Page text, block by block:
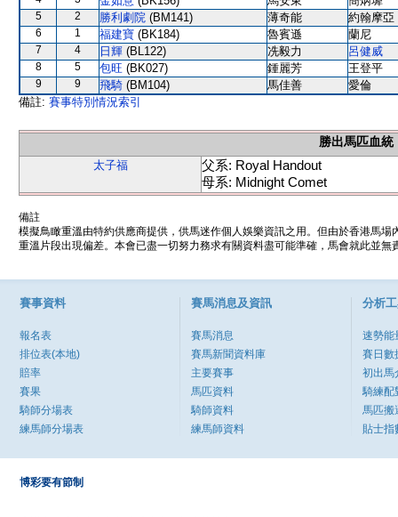
5 2 勝利劇院 (BM141) 薄奇能 約翰摩亞
6 1 福建寶 (BK184) 魯賓遜 蘭尼
7 4 日輝 (BL122) 冼毅力 呂健威
8 5 包旺 (BK027) 鍾麗芳 王登平
9 9 飛騎 (BM104) 馬佳善
愛倫
備註: 賽事特別情況索引
勝出馬匹血統
太子福
父系: Royal Handout
母系: Midnight Comet
備註
模擬鳥瞰重溫由特約供應商提供，供馬迷作個人娛樂資訊之用。但由於香港馬
重溫片段出現偏差。本會已盡一切努力務求有關資料盡可能準確，馬會就此並
賽事資料
報名表
排位表(本地)
賠率
賽果
騎師分場表
練馬師分場表
賽馬消息及資訊
賽馬消息
賽馬新聞資料庫
主要賽事
馬匹資料
騎師資料
練馬師資料
分析
速勢能
賽日數
初出馬
騎練配
馬匹搬
貼士指
博彩要有節制